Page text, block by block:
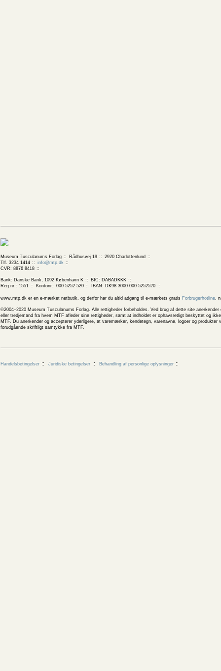
Museum Tusculanums Forlag Rådhusvej 19
2920 Charlottenlund
Tlf. 3234 1414
info@mtp.dk
CVR: 8876 8418
Bank: Danske Bank, 1092 København K
BIC: DABADKKK
Reg.nr.: 1551
Kontonr.: 000 5252 520 IBAN: DK98 3000 000 5252520
www.mtp.dk er en e-mærket netbutik, og derfor har du altid adgang til e-mærkets gratis Forbrugerhotline,
©2004–2020 Museum Tusculanums Forlag. Alle rettigheder forbeholdes. Ved brug af dette site
eller tredjemand fra hvem MTF afleder sine rettigheder, samt at indholdet er ophavsretligt beskyttet og
MTF. Du anerkender og accepterer yderligere, at varemærker, kendetegn, varenavne, logoer og
forudgående skriftligt samtykke fra MTF.
Handelsbetingelser Juridiske betingelser Behandling af personlige oplysninger